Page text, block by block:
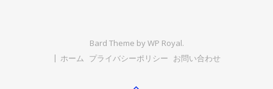
Bard Theme byWP Royal.
ホーム プライバシーポリシー お問い合わせ